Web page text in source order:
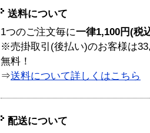
送料について
1つのご注文毎に一律1,100円(税
※売掛取引(後払い)のお客様は
無料！
⇒送料について詳しくはこちら
配送について